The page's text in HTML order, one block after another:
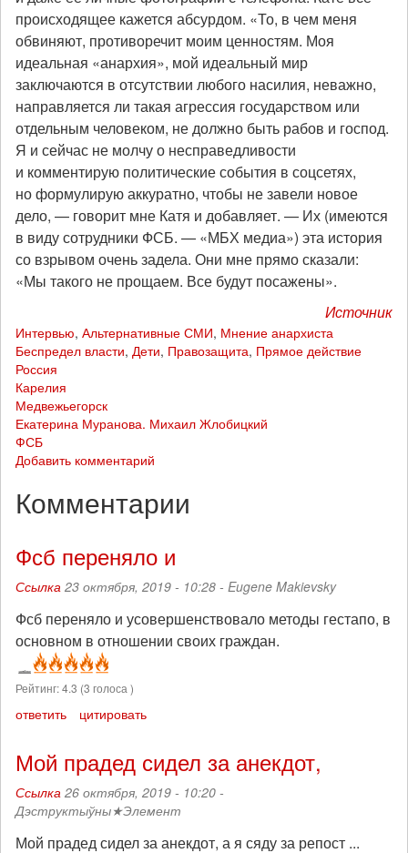
происходящее кажется абсурдом. «То, в чем меня
обвиняют, противоречит моим ценностям. Моя
идеальная «анархия», мой идеальный мир
заключаются в отсутствии любого насилия, неважно,
направляется ли такая агрессия государством или
отдельным человеком, не должно быть рабов и господ.
Я и сейчас не молчу о несправедливости
и комментирую политические события в соцсетях,
но формулирую аккуратно, чтобы не завели новое
дело, — говорит мне Катя и добавляет. — Их (имеются
в виду сотрудники ФСБ. — «МБХ медиа») эта история
со взрывом очень задела. Они мне прямо сказали:
«Мы такого не прощаем. Все будут посажены».
Источник
Интервью, Альтернативные СМИ, Мнение анархиста
Беспредел власти, Дети, Правозащита, Прямое действие
Россия
Карелия
Медвежьегорск
Екатерина Муранова. Михаил Жлобицкий
ФСБ
Добавить комментарий
Комментарии
Фсб переняло и
Ссылка 23 октября, 2019 - 10:28 - Eugene Makievsky
Фсб переняло и усовершенствовало методы гестапо, в
основном в отношении своих граждан.
Рейтинг:4.3 (3 голоса )
ответить цитировать
Мой прадед сидел за анекдот,
Ссылка 26 октября, 2019 - 10:20 -
Дэструктыўны★Элемент
Мой прадед сидел за анекдот, а я сяду за репост ...